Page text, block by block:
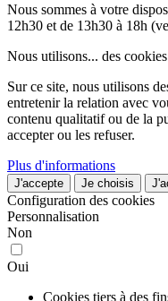
Nous sommes à votre
12h30 et de 13h30 à 18h
Nous utilisons... des cookies
Sur ce site, nous utilisons
entretenir la relation avec
contenu qualitatif ou de la
accepter ou les refuser.
Plus d'informations
J'accepte Je choisis
Configuration des cookies
Personnalisation
Non
Oui
Cookies tiers à des